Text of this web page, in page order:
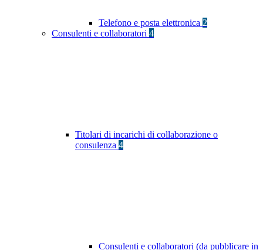
Telefono e posta elettronica 2
Consulenti e collaboratori 4
Titolari di incarichi di collaborazione o
consulenza 4
Consulenti e collaboratori (da pubblicare in